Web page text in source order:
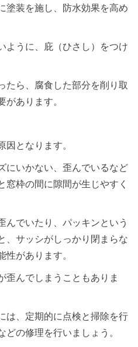
塗装を施し、防水効果を高め
ように、庇（ひさし）をつけ
たら、腐食した部分を削り取
あります。
となります。
にいかない、歪んでいるなど
枠の間に隙間が生じやすく
んでいたり、パッキンという
、サッシがしっかり閉まらな
があります。
歪んでしまうこともありま
は、定期的に点検と掃除を行
の修理を行いましょう。